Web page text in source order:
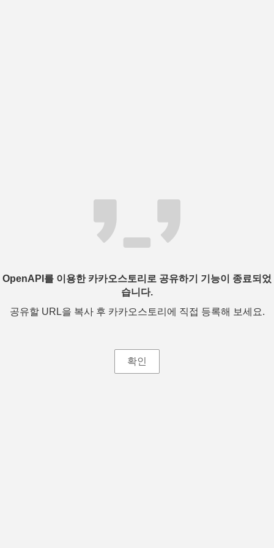
OpenAPI를 이용한 카카오스토리로 공유하기 기능이 종료되었
습니다.
공유할 URL을 복사 후 카카오스토리에 직접 등록해 보세요.
확인